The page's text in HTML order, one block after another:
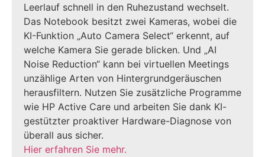
Leerlauf schnell in den Ruhezustand wechselt.
Das Notebook besitzt zwei Kameras, wobei die
KI-Funktion „Auto Camera Select“ erkennt, auf
welche Kamera Sie gerade blicken. Und „AI
Noise Reduction“ kann bei virtuellen Meetings
unzählige Arten von Hintergrundgeräuschen
herausfiltern. Nutzen Sie zusätzliche Programme
wie HP Active Care und arbeiten Sie dank KI-
gestützter proaktiver Hardware-Diagnose von
überall aus sicher.
Hier erfahren Sie mehr.